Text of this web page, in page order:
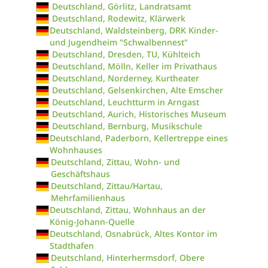
Deutschland, Görlitz, Landratsamt
Deutschland, Rodewitz, Klärwerk
Deutschland, Waldsteinberg, DRK Kinder-
und Jugendheim "Schwalbennest"
Deutschland, Dresden, TU, Kühlteich
Deutschland, Mölln, Keller im Privathaus
Deutschland, Norderney, Kurtheater
Deutschland, Gelsenkirchen, Alte Emscher
Deutschland, Leuchtturm in Arngast
Deutschland, Aurich, Historisches Museum
Deutschland, Bernburg, Musikschule
Deutschland, Paderborn, Kellertreppe eines
Wohnhauses
Deutschland, Zittau, Wohn- und
Geschäftshaus
Deutschland, Zittau/Hartau,
Mehrfamilienhaus
Deutschland, Zittau, Wohnhaus an der
König-Johann-Quelle
Deutschland, Osnabrück, Altes Kontor im
Stadthafen
Deutschland, Hinterhermsdorf, Obere